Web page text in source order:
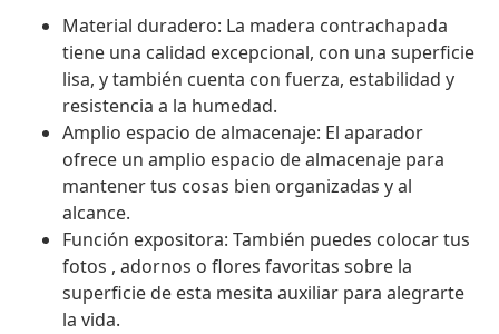
Material duradero: La madera contrachapada
tiene una calidad excepcional, con una superficie
lisa, y también cuenta con fuerza, estabilidad y
resistencia a la humedad.
Amplio espacio de almacenaje: El aparador
ofrece un amplio espacio de almacenaje para
mantener tus cosas bien organizadas y al
alcance.
Función expositora: También puedes colocar tus
fotos , adornos o flores favoritas sobre la
superficie de esta mesita auxiliar para alegrarte
la vida.